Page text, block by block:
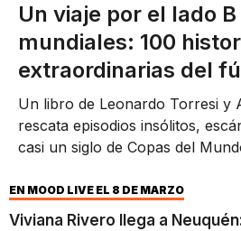
Un viaje por el lado
mundiales: 100
extraordinarias del
Un libro de Leonardo Torresi y
rescata episodios insólitos,
casi un siglo de Copas del
EN MOOD LIVE EL 8 DE MARZO
Viviana Rivero llega a